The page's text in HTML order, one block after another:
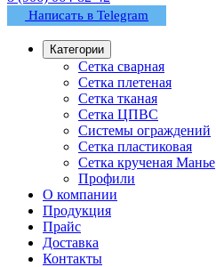
Написать в Telegram
Категории
Сетка сварная
Сетка плетеная
Сетка тканая
Сетка ЦПВС
Системы ограждений
Сетка пластиковая
Сетка крученая Манье
Профили
О компании
Продукция
Прайс
Доставка
Контакты